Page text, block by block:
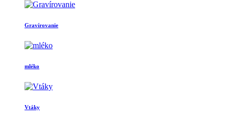
Gravírovanie
mléko
Vtáky